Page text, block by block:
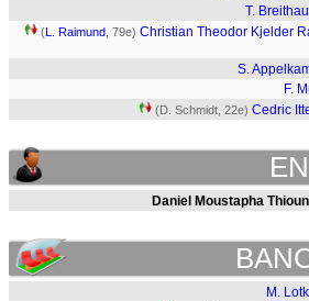
T.
(L. Raimund , 79e) Christian Theodor Kjelder
S.
F.
(D. Schmidt, 22e) Cedric
Daniel Moustapha
M.